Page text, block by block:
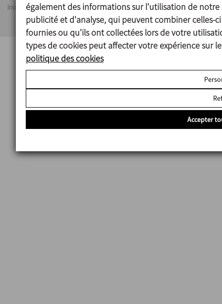
Inoxpa se réserve le droit de modifier tout matériau ou caractéristique sans
préavis. Photos non contractuelles. All Rights Reserved
également des informations sur l'utilisation de notre
publicité et d'analyse, qui peuvent combiner celles-
fournies ou qu'ils ont collectées lors de votre
types de cookies peut affecter votre expérience sur
politique des cookies
Accepter